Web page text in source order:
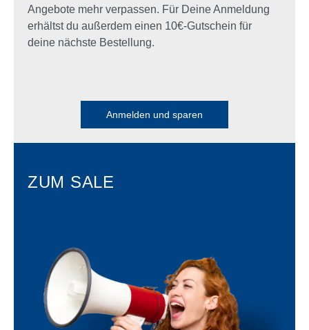
Angebote mehr verpassen. Für Deine Anmeldung
erhältst du außerdem einen 10€-Gutschein für
deine nächste Bestellung.
Anmelden und sparen
ZUM SALE